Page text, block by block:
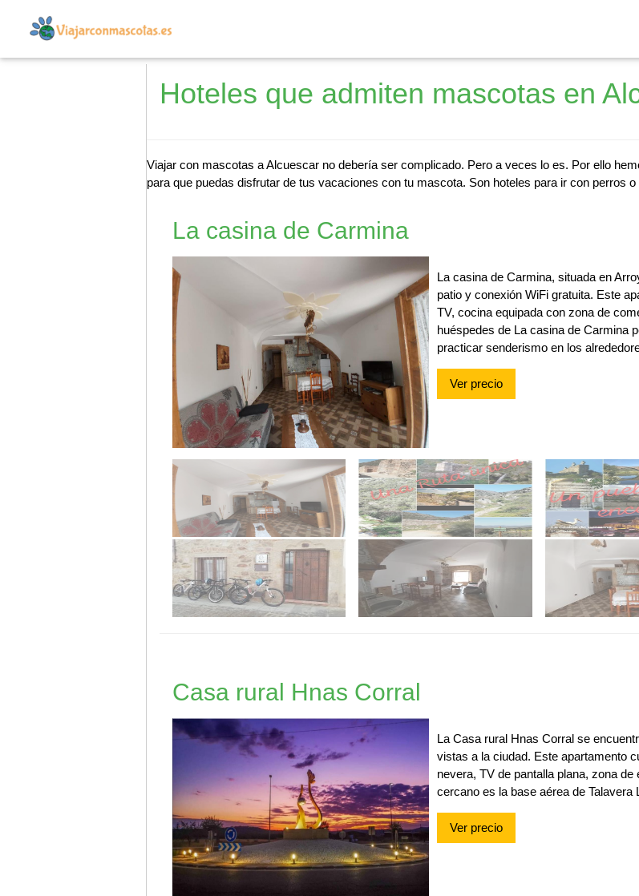
Hoteles que admiten mascotas en
Viajar con mascotas a Alcuescar no debería ser complicado. Pero a veces lo es. Por ello
para que puedas disfrutar de tus vacaciones con tu mascota. Son hoteles para ir con perros
La casina de Carmina
La casina de Carmina, situada en
patio y conexión WiFi gratuita. Este
TV, cocina equipada con zona de
huéspedes de La casina de Carmina
practicar senderismo en los
Ver precio
Casa rural Hnas Corral
La Casa rural Hnas Corral se
vistas a la ciudad. Este apartamento
nevera, TV de pantalla plana, zona
cercano es la base aérea de
Ver precio